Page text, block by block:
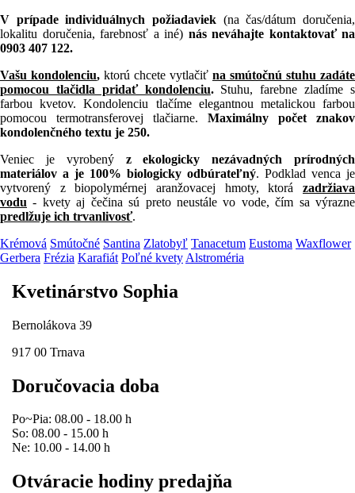
V prípade individuálnych požiadaviek (na čas/dátum doručenia,
lokalitu doručenia, farebnosť a iné) nás neváhajte kontaktovať na
0903 407 122.
Vašu kondolenciu, ktorú chcete vytlačiť na smútočnú stuhu zadáte
pomocou tlačidla pridať kondolenciu.Stuhu, farebne zladíme s
farbou kvetov. Kondolenciu tlačíme elegantnou metalickou farbou
pomocou termotransferovej tlačiarne. Maximálny počet znakov
kondolenčného textu je 250.
Veniec je vyrobenýz ekologicky nezávadných prírodných
materiálov a je 100% biologicky odbúrateľný. Podklad venca je
vytvorený z biopolymérnej aranžovacej hmoty, ktorá zadržiava
vodu - kvety aj čečina sú preto neustále vo vode, čím sa výrazne
predlžuje ich trvanlivosť.
Krémová Smútočné Santina Zlatobyľ Tanacetum Eustoma Waxflower
Gerbera Frézia Karafiát Poľné kvety Alstroméria
Kvetinárstvo Sophia
Bernolákova 39
917 00 Trnava
Doručovacia doba
Po~Pia: 08.00 - 18.00 h
So: 08.00 - 15.00 h
Ne: 10.00 - 14.00 h
Otváracie hodiny predajňa